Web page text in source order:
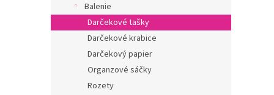
Balenie
Darčekové tašky
Darčekové krabice
Darčekový papier
Organzové sáčky
Rozety